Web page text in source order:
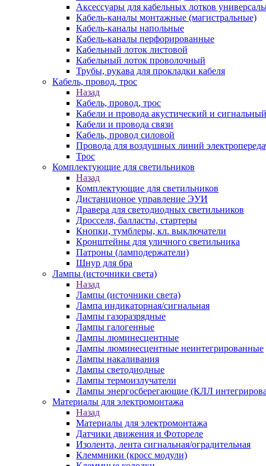
Аксессуары для кабельных лотков
Кабель-каналы монтажные (магистральные)
Кабель-каналы напольные
Кабель-каналы перфорированные
Кабельный лоток листовой
Кабельный лоток проволочный
Трубы, рукава для прокладки кабеля
Кабель, провод, трос
Назад
Кабель, провод, трос
Кабели и провода акустический и сигнальный
Кабели и провода связи
Кабель, провод силовой
Провода для воздушных линий
Трос
Комплектующие для светильников
Назад
Комплектующие для светильников
Дистанционое управление ЭУИ
Дравера для светодиодных светильников
Дросселя, балласты, стартеры
Кнопки, тумблеры, кл. выключатели
Кронштейны для уличного светильника
Патроны (ламподержатели)
Шнур для бра
Лампы (источники света)
Назад
Лампы (источники света)
Лампа индикаторная/сигнальная
Лампы газоразрядные
Лампы галогенные
Лампы люминесцентные
Лампы люминесцентные неинтегрированные
Лампы накаливания
Лампы светодиодные
Лампы термоизлучатели
Лампы энергосберегающие (КЛЛ
Материалы для электромонтажа
Назад
Материалы для электромонтажа
Датчики движения и Фотореле
Изолента, лента сигнальная/оградительная
Клеммники (кросс модули)